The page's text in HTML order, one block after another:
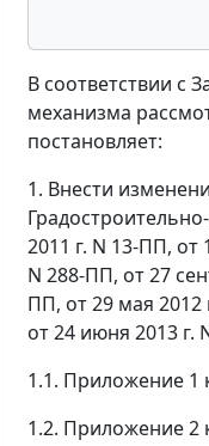
В соответствии с
механизма
постановляет:
1. Внести
2011 г. N 13-ПП, от
N 288-ПП, от 27
ПП, от 29 мая 2012
от 24 июня 2013 г.
1.1. Приложение 1
1.2. Приложение 2